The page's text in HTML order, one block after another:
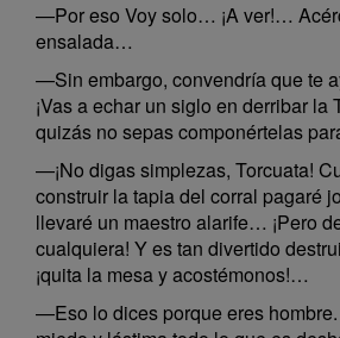
—Por eso Voy solo… ¡A ver!…
ensalada…
—Sin embargo, convendría que te
¡Vas a echar un siglo en derribar la
quizás no sepas componértelas
—¡No digas simplezas, Torcuata!
construir la tapia del corral pagaré
llevaré un maestro alarife… ¡Pero
cualquiera! Y es tan divertido
¡quita la mesa y acostémonos!…
—Eso lo dices porque eres hombre.